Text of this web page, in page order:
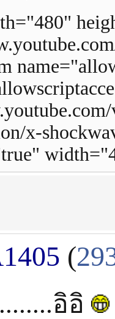
x-
(
อิอิ